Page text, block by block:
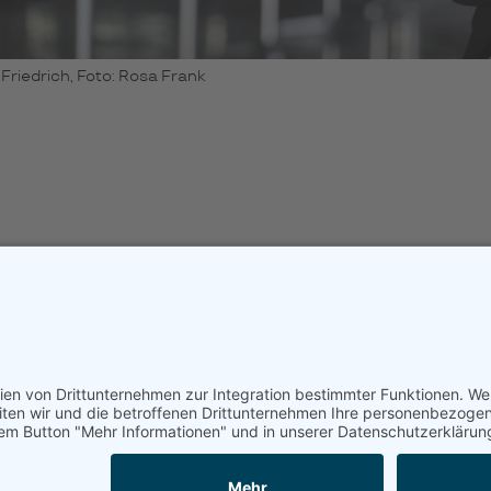
Foto: Rosa Frank
Mail-
Adresse
Bitte rechnen Sie 1 plus 8.